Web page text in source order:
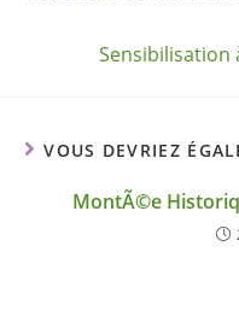
Sensibilisation
VOUS DEVRIEZ
MontÃ©e